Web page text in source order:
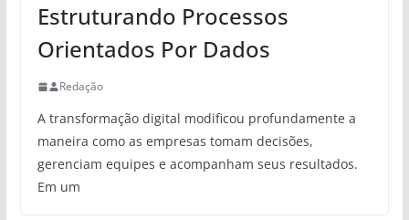
Estruturando Processos
Orientados Por Dados
Redação
A transformação digital modificou profundamente a
maneira como as empresas tomam decisões,
gerenciam equipes e acompanham seus resultados.
Em um